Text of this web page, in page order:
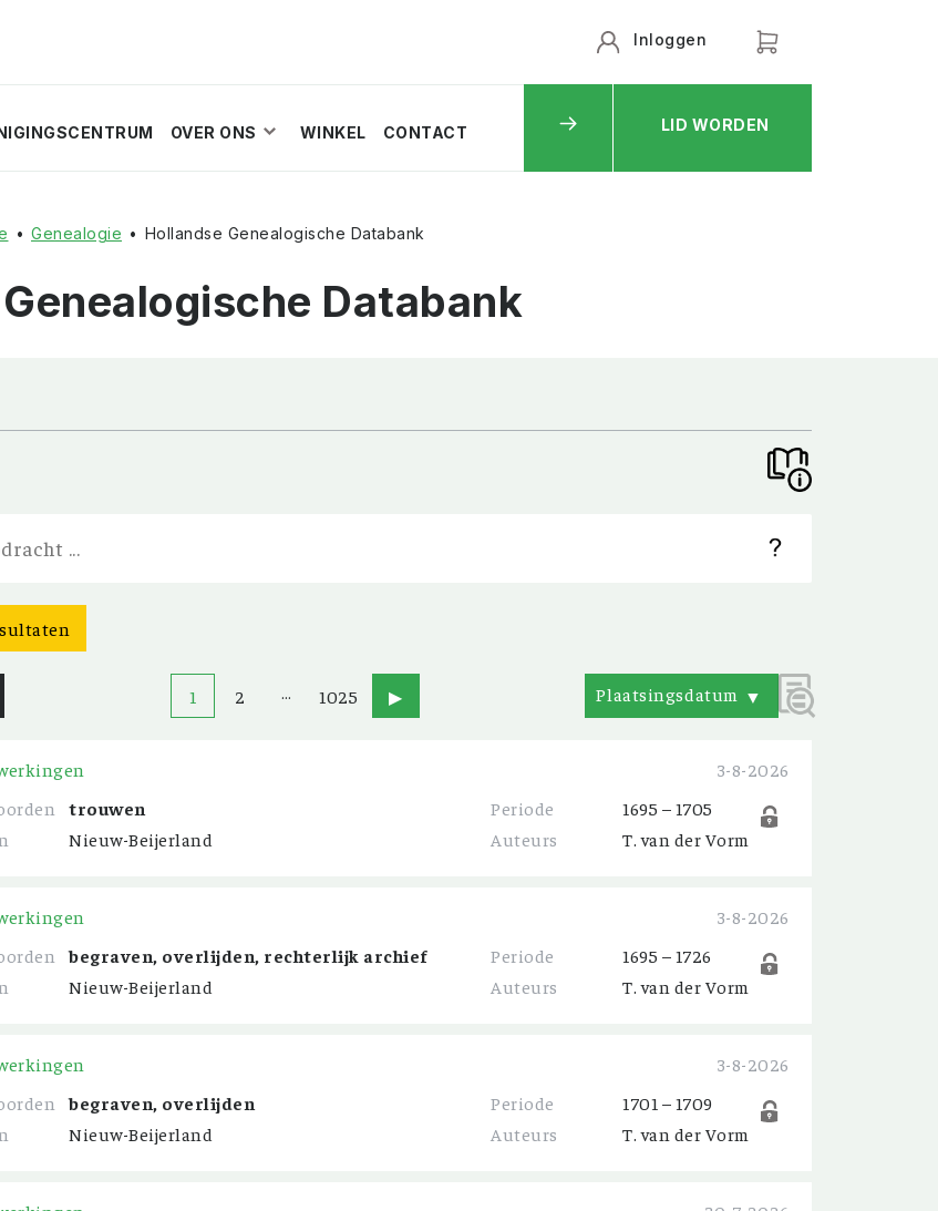
OVER ONS WINKEL CONTACT
Inloggen
LID WORDEN
• Genealogie • Hollandse Genealogische Databank
Databank
1 2 … 1025 ▶ Plaatsingsdatum ▼
3-8-2026
trouwen Periode
1695 – 1705
Nieuw-Beijerland Auteurs T. van der Vorm
3-8-2026
begraven, overlijden, rechterlijk archief Periode
1695 – 1726
Nieuw-Beijerland Auteurs T. van der Vorm
3-8-2026
begraven, overlijden Periode
1701 – 1709
Nieuw-Beijerland Auteurs T. van der Vorm